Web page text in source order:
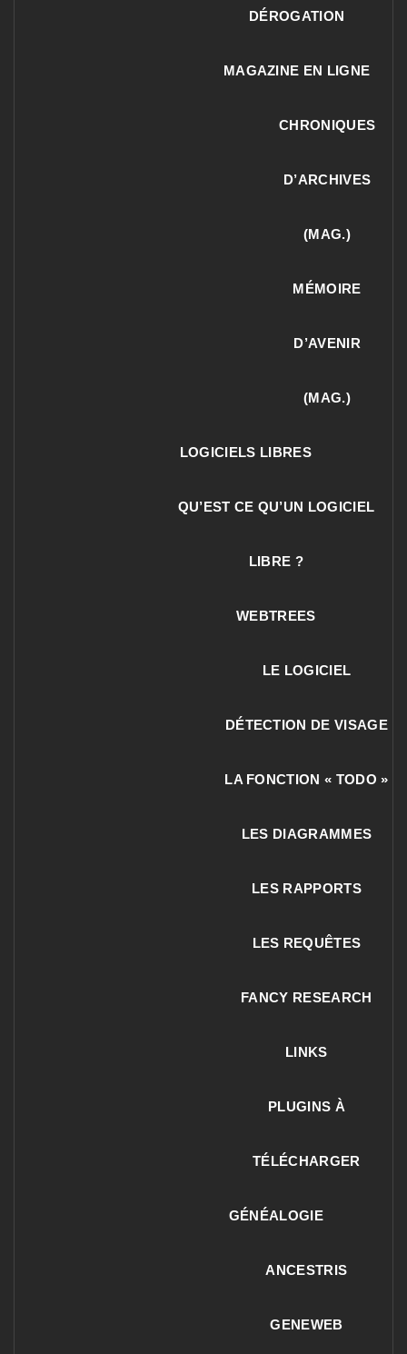
DÉROGATION
MAGAZINE EN LIGNE
CHRONIQUES
D’ARCHIVES
(MAG.)
MÉMOIRE
D’AVENIR
(MAG.)
LOGICIELS LIBRES
QU’EST CE QU’UN LOGICIEL
LIBRE ?
WEBTREES
LE LOGICIEL
DÉTECTION DE VISAGE
LA FONCTION « TODO »
LES DIAGRAMMES
LES RAPPORTS
LES REQUÊTES
FANCY RESEARCH
LINKS
PLUGINS À
TÉLÉCHARGER
GÉNÉALOGIE
ANCESTRIS
GENEWEB